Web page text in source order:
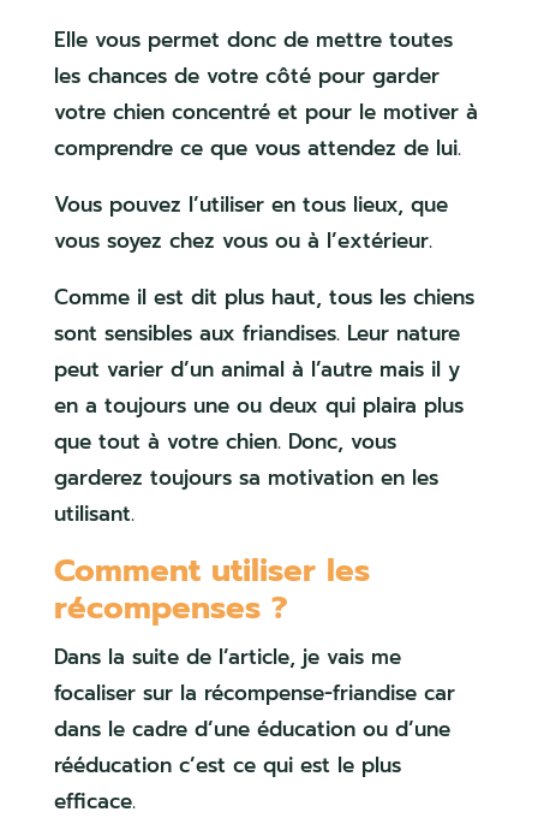
Elle vous permet donc de mettre toutes
les chances de votre côté pour garder
votre chien concentré et pour le motiver à
comprendre ce que vous attendez de lui.
Vous pouvez l’utiliser en tous lieux, que
vous soyez chez vous ou à l’extérieur.
Comme il est dit plus haut, tous les chiens
sont sensibles aux friandises. Leur nature
peut varier d’un animal à l’autre mais il y
en a toujours une ou deux qui plaira plus
que tout à votre chien. Donc, vous
garderez toujours sa motivation en les
utilisant.
Comment utiliser les
récompenses ?
Dans la suite de l’article, je vais me
focaliser sur la récompense-friandise car
dans le cadre d’une éducation ou d’une
rééducation c’est ce qui est le plus
efficace.